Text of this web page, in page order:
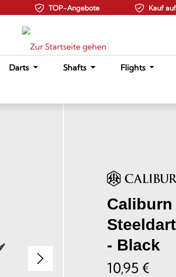
TOP-Angebote Kauf
Darts Shafts Flights
- Black
10,95 €